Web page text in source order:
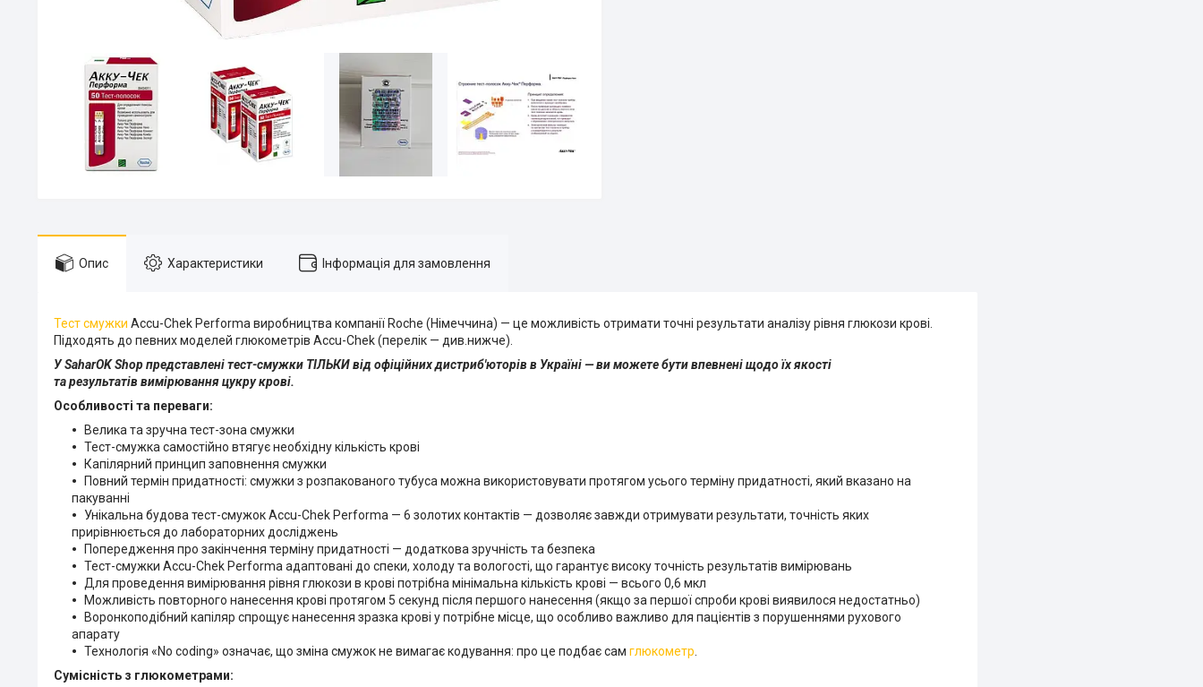
Опис Характеристики Інформація для замовлення
Тест смужки Accu-Chek Performa виробництва компанії Roche (Німеччина) — це можливість отримати точні результати аналізу рівня глюкози крові.
Підходять до певних моделей глюкометрів Accu-Chek (перелік — див.нижче).
У SaharOK Shop представлені тест-смужки ТІЛЬКИ від офіційних дистриб'юторів в Україні — ви можете бути впевнені щодо їх якості
та результатів вимірювання цукру крові.
Особливості та переваги:
Велика та зручна тест-зона смужки
Тест-смужка самостійно втягує необхідну кількість крові
Капілярний принцип заповнення смужки
Повний термін придатності: смужки з розпакованого тубуса можна використовувати протягом усього терміну придатності, який вказано на
пакуванні
Унікальна будова тест-смужокAccu-Chek Performa — 6 золотих контактів — дозволяє завжди отримувати результати, точність яких
прирівнюється до лабораторних досліджень
Попередження про закінчення терміну придатності — додаткова зручність та безпека
Тест-смужки Accu-Chek Performa адаптовані до спеки, холоду та вологості, що гарантує високу точність результатів вимірювань
Для проведення вимірювання рівня глюкози в крові потрібна мінімальна кількість крові — всього 0,6 мкл
Можливість повторного нанесення крові протягом 5 секунд після першого нанесення (якщо за першої спроби крові виявилося недостатньо)
Воронкоподібний капіляр спрощує нанесення зразка крові у потрібне місце, що особливо важливо для пацієнтів з порушеннями рухового
апарату
Технологія «No coding» означає, що зміна смужок не вимагає кодування: про це подбає сам глюкометр
Сумісність з глюкометрами: